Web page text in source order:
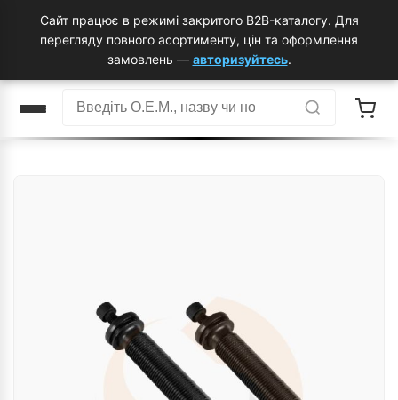
Сайт працює в режимі закритого B2B-каталогу. Для
перегляду повного асортименту, цін та оформлення
замовлень — авторизуйтесь.